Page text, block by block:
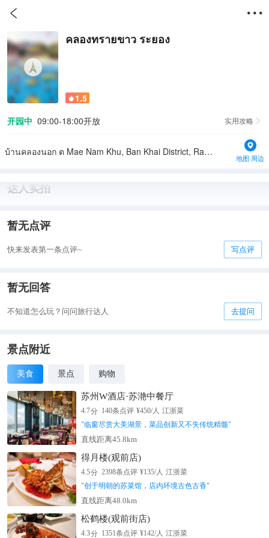
 
คลองทรายขาว ระยอง
 1.5
开园中 09:00-18:00开放 实用攻略 
บ้านคลองนอก ต Mae Nam Khu, Ban Khai District, Rayong 21140, Thailand
地图·周边
达人实拍
暂无点评
快来发表第一条点评~ 写点评
暂无回答
不知道怎么玩？问问旅行达人 去提问
景点附近
美食 景点 购物
苏州W酒店·苏滟中餐厅
4.7分 140条点评 ¥450/人 江浙菜
"临窗尽赏大美湖景，菜品创新又不失传统精髓"
直线距离45.8km
得月楼(观前店)
4.5分 2398条点评 ¥135/人 江浙菜
"创于明朝的苏菜馆，店内环境古色古香"
直线距离48.0km
松鹤楼(观前街店)
4.3分 1351条点评 ¥142/人 江浙菜